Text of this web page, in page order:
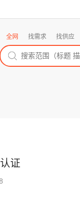
全网 找需求 找供应
证